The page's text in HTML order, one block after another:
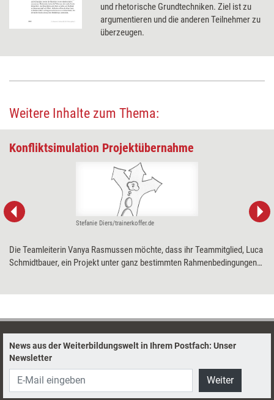
und rhetorische Grundtechniken. Ziel ist zu
argumentieren und die anderen Teilnehmer zu
überzeugen.
Weitere Inhalte zum Thema:
Konfliktsimulation Projektübernahme
Stefanie Diers/trainerkoffer.de
Die Teamleiterin Vanya Rasmussen möchte, dass ihr Teammitglied, Luca
Schmidtbauer, ein Projekt unter ganz bestimmten Rahmenbedingungen
News aus der Weiterbildungswelt in Ihrem Postfach: Unser
Newsletter
Weiter